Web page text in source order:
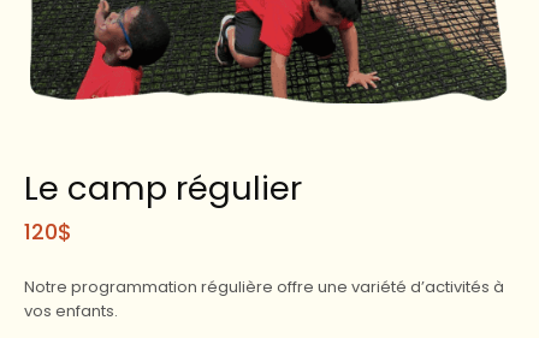
Le camp régulier
120$
Notre programmation régulière offre une variété d’activités à
vos enfants.